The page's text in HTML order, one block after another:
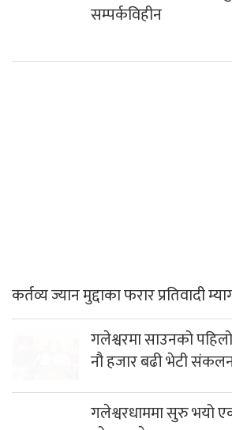
गलेश्वरधाममा सुरु भयो
सोमबार मेला
निजी सञ्चारमाध्यमलाई
निर्णय सर्वोच्चद्वारा बदर